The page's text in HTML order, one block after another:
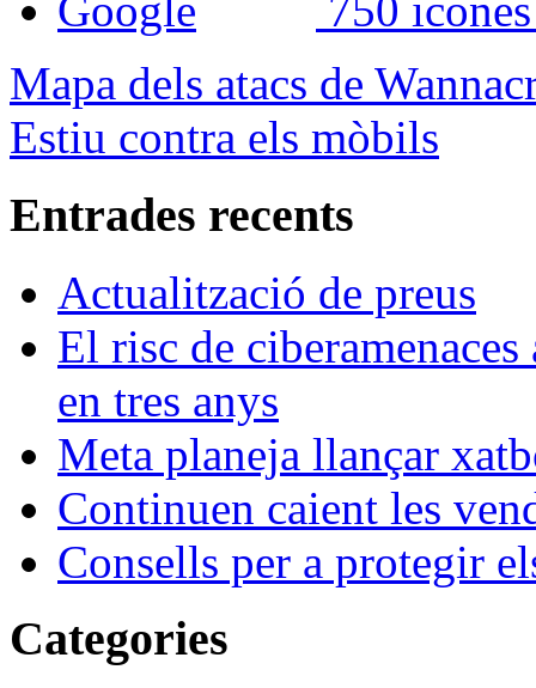
Mapa dels atacs de
Estiu contra els mòbils
Entrades recents
Actualització de preus
El risc de
en tres anys
Meta planeja llançar
Continuen caient les
Consells per a protegir
Categories